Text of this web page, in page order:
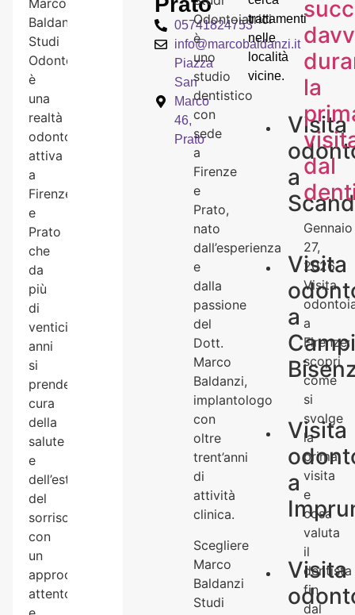
Marco
Baldanzi
Studi
Odontoiatrici
è
una
realtà
odontoiatrica
attiva
a
Firenze
e
Prato
che
da
più
di
venticinque
anni
si
prende
cura
della
salute
e
dell’estetica
del
sorriso
con
un
approccio
attento
05741824753
info@marcobaldanzi.it
Piazza
San
Marco
46,
Prato
Odontoiatrici
è
uno
studio
dentistico
con
sede
a
Firenze
e
Prato,
nato
dall’esperienza
e
dalla
passione
del
Dott.
Marco
Baldanzi,
implantologo
con
oltre
trent’anni
di
attività
clinica.
Scegliere
Marco
Baldanzi
Studi
trattamenti
nelle
località
vicine.
Visita
a
Visita
a
Visita
a
Visita
la
dal
Gennaio
27,
2026
Visita
a
Firenze:
scopri
come
si
svolge
la
prima
visita
e
cosa
valuta
il
dentista
fin
dal